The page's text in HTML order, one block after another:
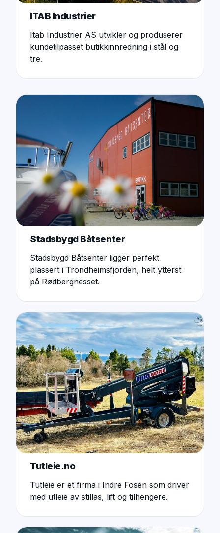
ITAB Industrier
Itab Industrier AS utvikler og produserer
kundetilpasset butikkinnredning i stål og
tre.
Stadsbygd Båtsenter
Stadsbygd Båtsenter ligger perfekt
plassert i Trondheimsfjorden, helt ytterst
på Rødbergnesset.
Tutleie.no
Tutleie er et firma i Indre Fosen som driver
med utleie av stillas, lift og tilhengere.